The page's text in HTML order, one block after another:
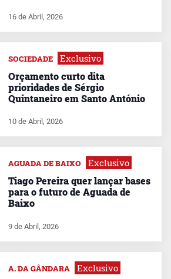
16 de Abril, 2026
SOCIEDADE Exclusivo
Orçamento curto dita
prioridades de Sérgio
Quintaneiro em Santo António
10 de Abril, 2026
AGUADA DE BAIXO Exclusivo
Tiago Pereira quer lançar bases
para o futuro de Aguada de
Baixo
9 de Abril, 2026
A. DA GÂNDARA Exclusivo